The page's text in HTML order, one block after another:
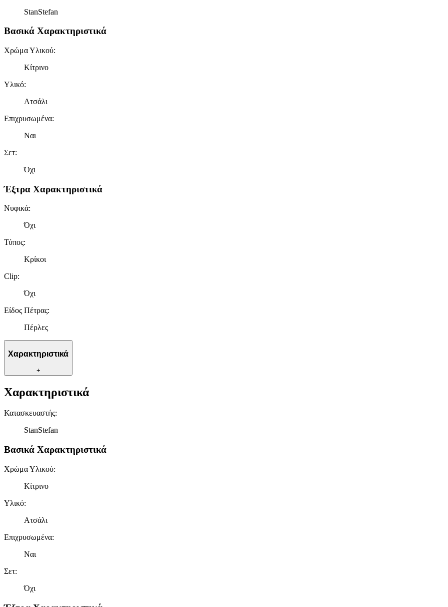
StanStefan
Βασικά Χαρακτηριστικά
Χρώμα Υλικού:
Κίτρινο
Υλικό:
Ατσάλι
Επιχρυσωμένα:
Ναι
Σετ:
Όχι
Έξτρα Χαρακτηριστικά
Νυφικά:
Όχι
Τύπος:
Κρίκοι
Clip:
Όχι
Είδος Πέτρας:
Πέρλες
Χαρακτηριστικά
+
Χαρακτηριστικά
Κατασκευαστής:
StanStefan
Βασικά Χαρακτηριστικά
Χρώμα Υλικού:
Κίτρινο
Υλικό:
Ατσάλι
Επιχρυσωμένα:
Ναι
Σετ:
Όχι